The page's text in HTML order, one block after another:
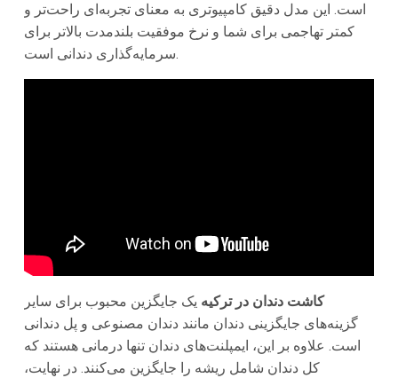
است. این مدل دقیق کامپیوتری به معنای تجربه‌ای راحت‌تر و
کمتر تهاجمی برای شما و نرخ موفقیت بلندمدت بالاتر برای
سرمایه‌گذاری دندانی است.
کاشت دندان در ترکیه یک جایگزین محبوب برای سایر
گزینه‌های جایگزینی دندان مانند دندان مصنوعی و پل دندانی
است. علاوه بر این، ایمپلنت‌های دندان تنها درمانی هستند که
کل دندان شامل ریشه را جایگزین می‌کنند. در نهایت،